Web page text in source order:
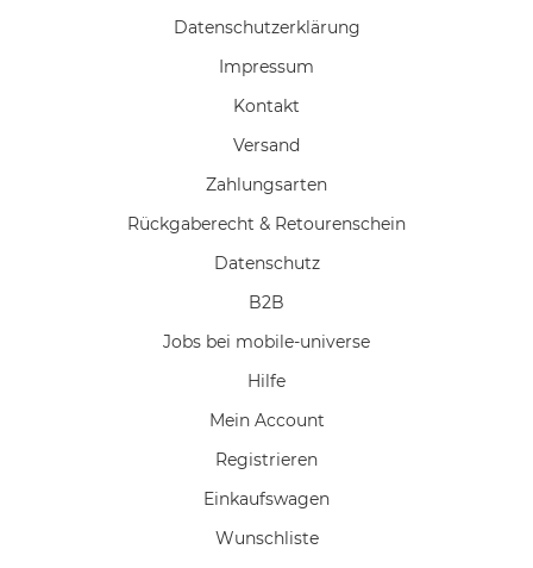
Daten­schutz­erklärung
Impressum
Kontakt
Versand
Zahlungsarten
Rückgaberecht & Retourenschein
Datenschutz
B2B
Jobs bei mobile-universe
Hilfe
Mein Account
Registrieren
Einkaufswagen
Wunschliste